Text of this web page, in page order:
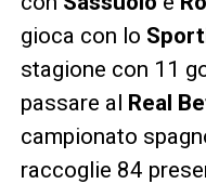
gioca con lo
stagione con 11
passare al Real
campionato
raccoglie 84